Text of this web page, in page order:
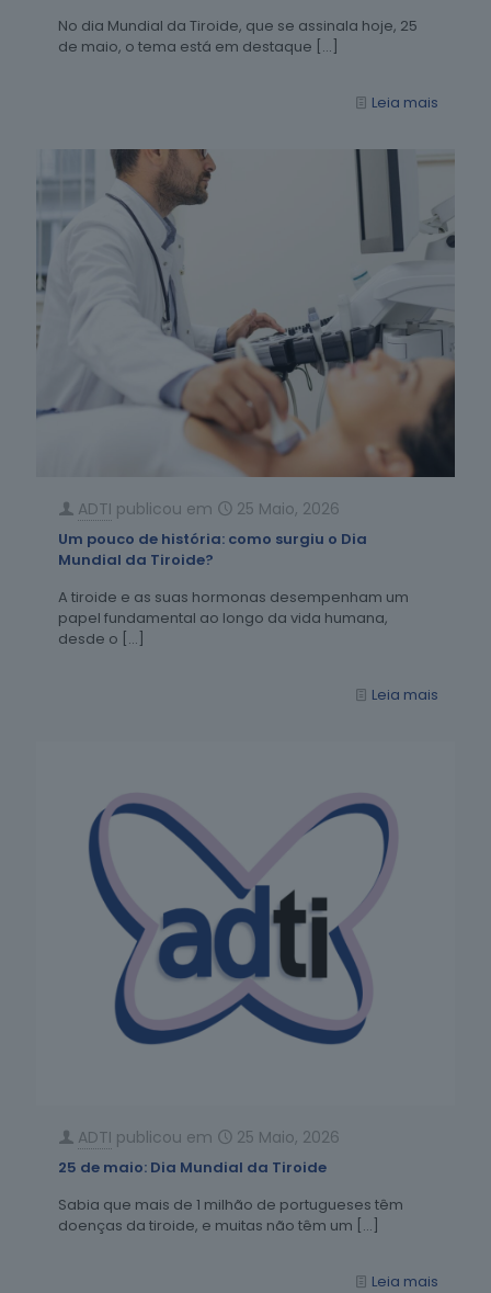
No dia Mundial da Tiroide, que se assinala hoje, 25
de maio, o tema está em destaque […]
Leia mais
ADTI publicou em 25 Maio, 2026
Um pouco de história: como surgiu o Dia
Mundial da Tiroide?
A tiroide e as suas hormonas desempenham um
papel fundamental ao longo da vida humana,
desde o […]
Leia mais
ADTI publicou em 25 Maio, 2026
25 de maio: Dia Mundial da Tiroide
Sabia que mais de 1 milhão de portugueses têm
doenças da tiroide, e muitas não têm um […]
Leia mais